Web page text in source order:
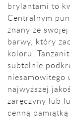
brylantami to
Centralnym
znany ze
barwy, który
koloru.
subtelnie
niesamowitego
najwyższej
zaręczyny lub
cenną